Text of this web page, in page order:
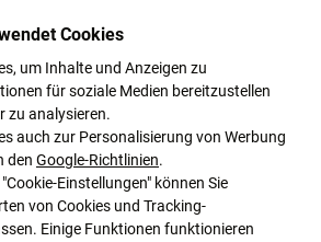
für
SBS - Hülle Light Mag für
transparent
21,44 €
Cookies
um Inhalte und Anzeigen zu
für soziale Medien bereitzustellen
zu analysieren.
auch zur Personalisierung von Werbung
den Google-Richtlinien.
Einstellungen" können Sie
von Cookies und Tracking-
Einige Funktionen funktionieren